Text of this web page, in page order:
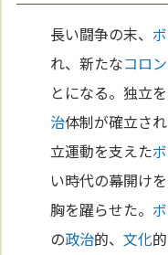
長い闘争の末、
れ、新たなコロ
とになる。独立
治体制が確立さ
立運動を支えた
い時代の幕開け
胸を躍らせた。
の政治的、文化